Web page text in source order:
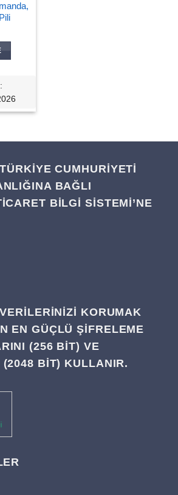
CUMHURİYETİ
BAĞLI
BİLGİ SİSTEMİ’NE
KORUMAK
EN GÜÇLÜ ŞIFRELEME
(256 BIT) VE
BIT) KULLANIR.